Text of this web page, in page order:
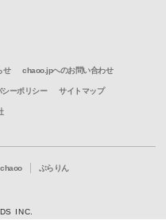
せ chaoo.jpへのお問い合わせ
シーポリシー サイトマップ
ぶらりん
INC.